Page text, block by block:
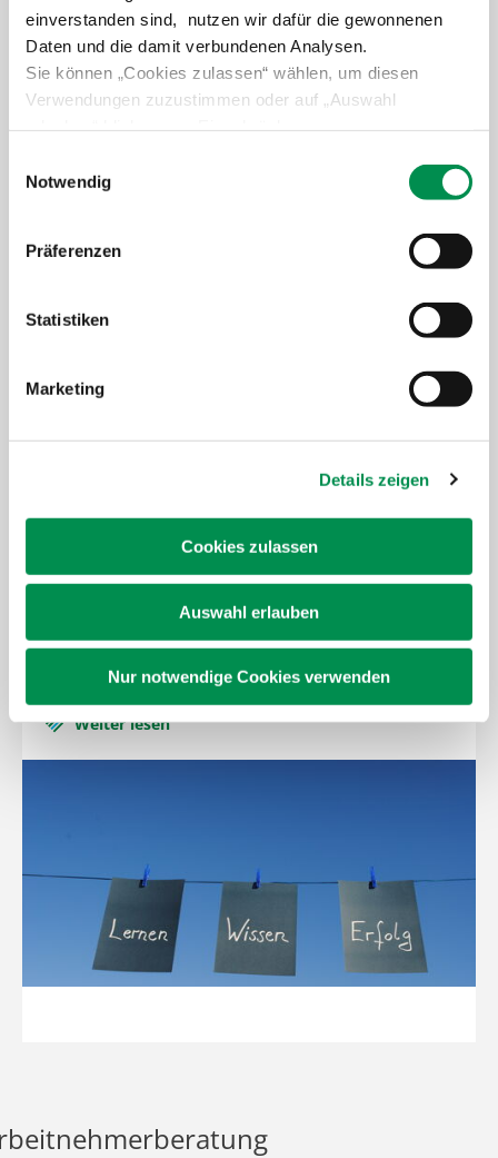
einverstanden sind, nutzen wir dafür die gewonnenen
Daten und die damit verbundenen Analysen.
Sie können „Cookies zulassen“ wählen, um diesen
Verwendungen zuzustimmen oder auf „Auswahl
detaillierteren Informationen. Erteilte Einwilligungen
Datenschutzerklärung
Notwendig
Präferenzen
Statistiken
Marketing
Details zeigen
Cookies zulassen
Auswahl erlauben
Nur notwendige Cookies verwenden
Agrarjobbörse - bundesweites Stellenportal
Weiter lesen
Fort- und Weiterbildung
Weiter lesen